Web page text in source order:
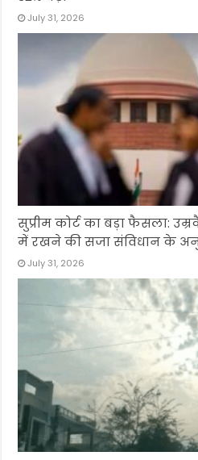
July 31, 2026
सुप्रीम कोर्ट का बड़ा फैसला:
में रखने की सजा संविधान के
July 31, 2026